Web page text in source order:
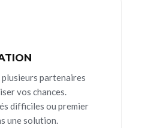
partenaires
vos chances.
difficiles ou premier
une solution.